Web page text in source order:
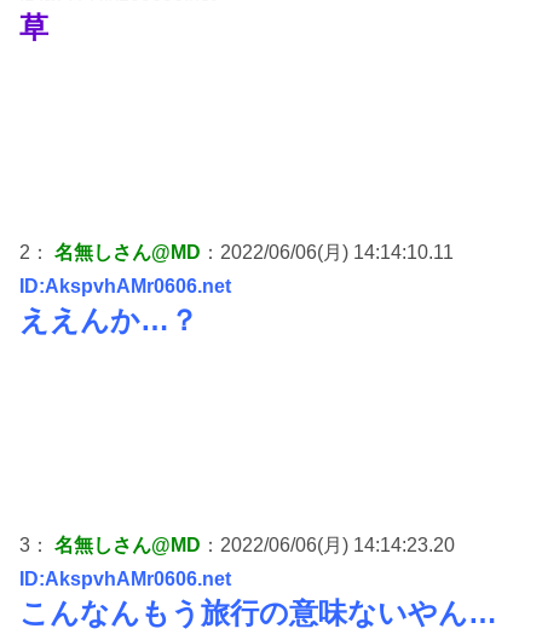
草
2： 名無しさん@MD ：2022/06/06(月) 14:14:10.11
ID:AkspvhAMr0606.net
ええんか…？
3： 名無しさん@MD ：2022/06/06(月) 14:14:23.20
ID:AkspvhAMr0606.net
こんなんもう旅行の意味ないやん…